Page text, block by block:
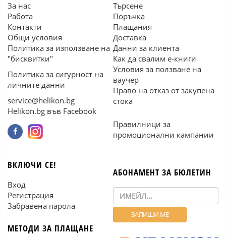
За нас
Работа
Контакти
Общи условия
Политика за използване на
"бисквитки"
Политика за сигурност на
личните данни
service@helikon.bg
Helikon.bg във Facebook
Търсене
Поръчка
Плащания
Доставка
Данни за клиента
Как да свалим е-книги
Условия за ползване на
ваучер
Право на отказ от закупена
стока
Правилници за
промоционални кампании
ВКЛЮЧИ СЕ!
Вход
Регистрация
Забравена парола
МЕТОДИ ЗА ПЛАЩАНЕ
АБОНАМЕНТ ЗА БЮЛЕТИН